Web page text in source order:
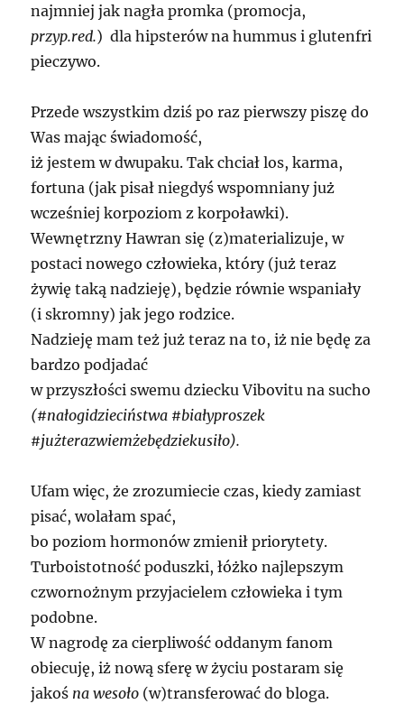
najmniej jak nagła promka (promocja,
przyp.red.) dla hipsterów na hummus i glutenfri
pieczywo.
Przede wszystkim dziś po raz pierwszy piszę do
Was mając świadomość,
iż jestem w dwupaku. Tak chciał los, karma,
fortuna (jak pisał niegdyś wspomniany już
wcześniej korpoziom z korpoławki).
Wewnętrzny Hawran się (z)materializuje, w
postaci nowego człowieka, który (już teraz
żywię taką nadzieję), będzie równie wspaniały
(i skromny) jak jego rodzice.
Nadzieję mam też już teraz na to, iż nie będę za
bardzo podjadać
w przyszłości swemu dziecku Vibovitu na sucho
(#nałogidzieciństwa #białyproszek
#jużterazwiemżebędziekusiło).
Ufam więc, że zrozumiecie czas, kiedy zamiast
pisać, wolałam spać,
bo poziom hormonów zmienił priorytety.
Turboistotność poduszki, łóżko najlepszym
czwornożnym przyjacielem człowieka i tym
podobne.
W nagrodę za cierpliwość oddanym fanom
obiecuję, iż nową sferę w życiu postaram się
jakoś na wesoło (w)transferować do bloga.